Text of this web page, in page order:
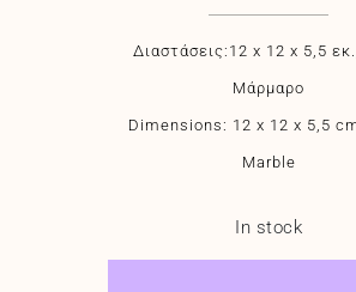
Διαστάσεις:12 x 12 x 5,5
Μάρμαρο
Dimensions: 12 x 12 x 5,5
Marble
In stock